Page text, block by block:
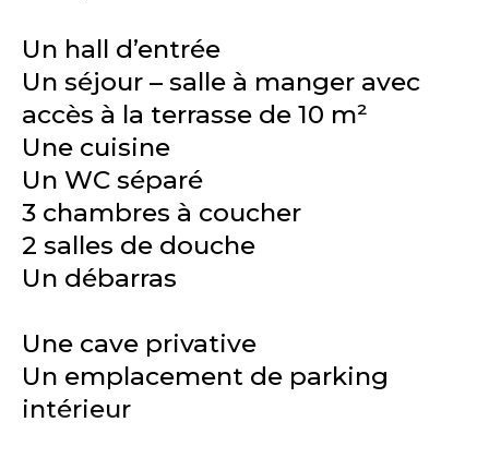
Un hall d’entrée
Un séjour – salle à manger avec
accès à la terrasse de 10 m²
Une cuisine
Un WC séparé
3 chambres à coucher
2 salles de douche
Un débarras
Une cave privative
Un emplacement de parking
intérieur